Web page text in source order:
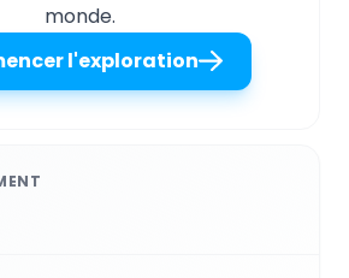
monde.
l'exploration